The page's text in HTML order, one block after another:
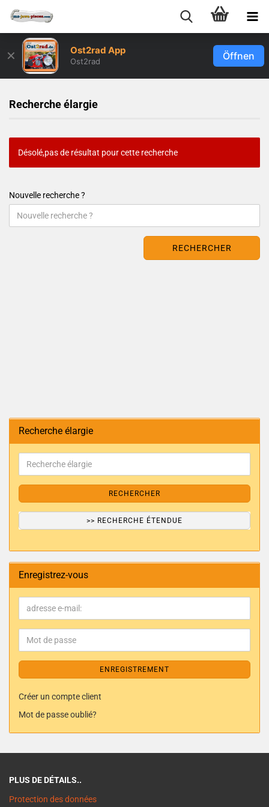
✕ Ost2rad App
Ost2rad Öffnen
Recherche élargie
Désolé,pas de résultat pour cette recherche
Nouvelle recherche ?
RECHERCHER
Recherche élargie
RECHERCHER
>> RECHERCHE ÉTENDUE
Enregistrez-vous
ENREGISTREMENT
Créer un compte client
Mot de passe oublié?
PLUS DE DÉTAILS..
Protection des données